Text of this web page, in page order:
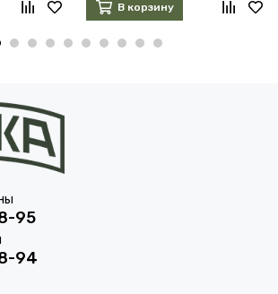
В корзину
95
94